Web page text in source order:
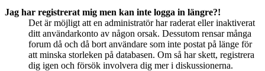
Jag har registrerat mig men kan inte logga in längre?!
Det är möjligt att en administratör har raderat eller inaktiverat
ditt användarkonto av någon orsak. Dessutom rensar många
forum då och då bort användare som inte postat på länge för
att minska storleken på databasen. Om så har skett, registrera
dig igen och försök involvera dig mer i diskussionerna.